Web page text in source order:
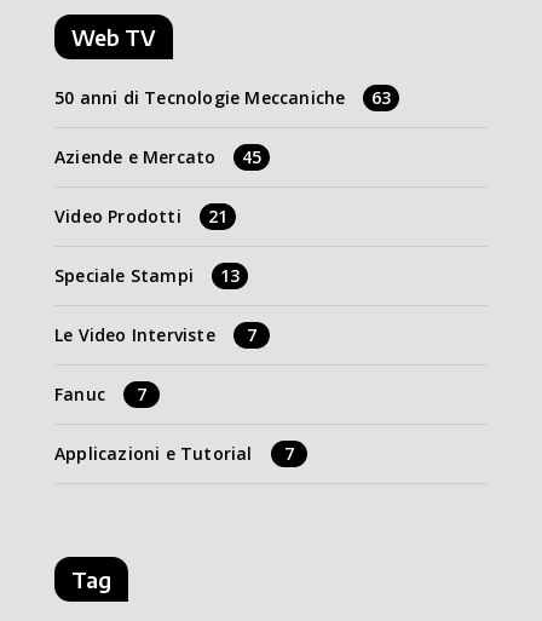
Web TV
50 anni di Tecnologie Meccaniche 63
Aziende e Mercato 45
Video Prodotti 21
Speciale Stampi 13
Le Video Interviste 7
Fanuc 7
Applicazioni e Tutorial 7
Tag